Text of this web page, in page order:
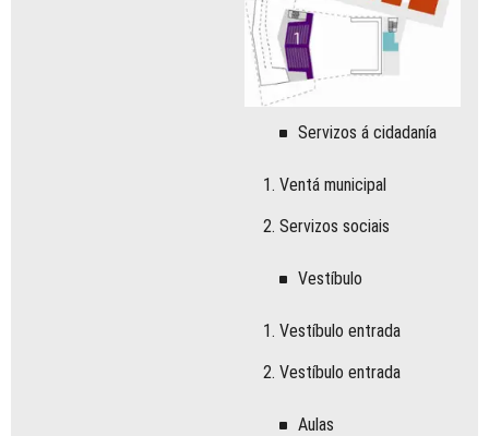
Servizos á cidadanía
V e n t á m u n i c i p a l
Servizos sociais
Vestíbulo
Ves t íbulo entrada
Ves t íbulo entrada
Au l as